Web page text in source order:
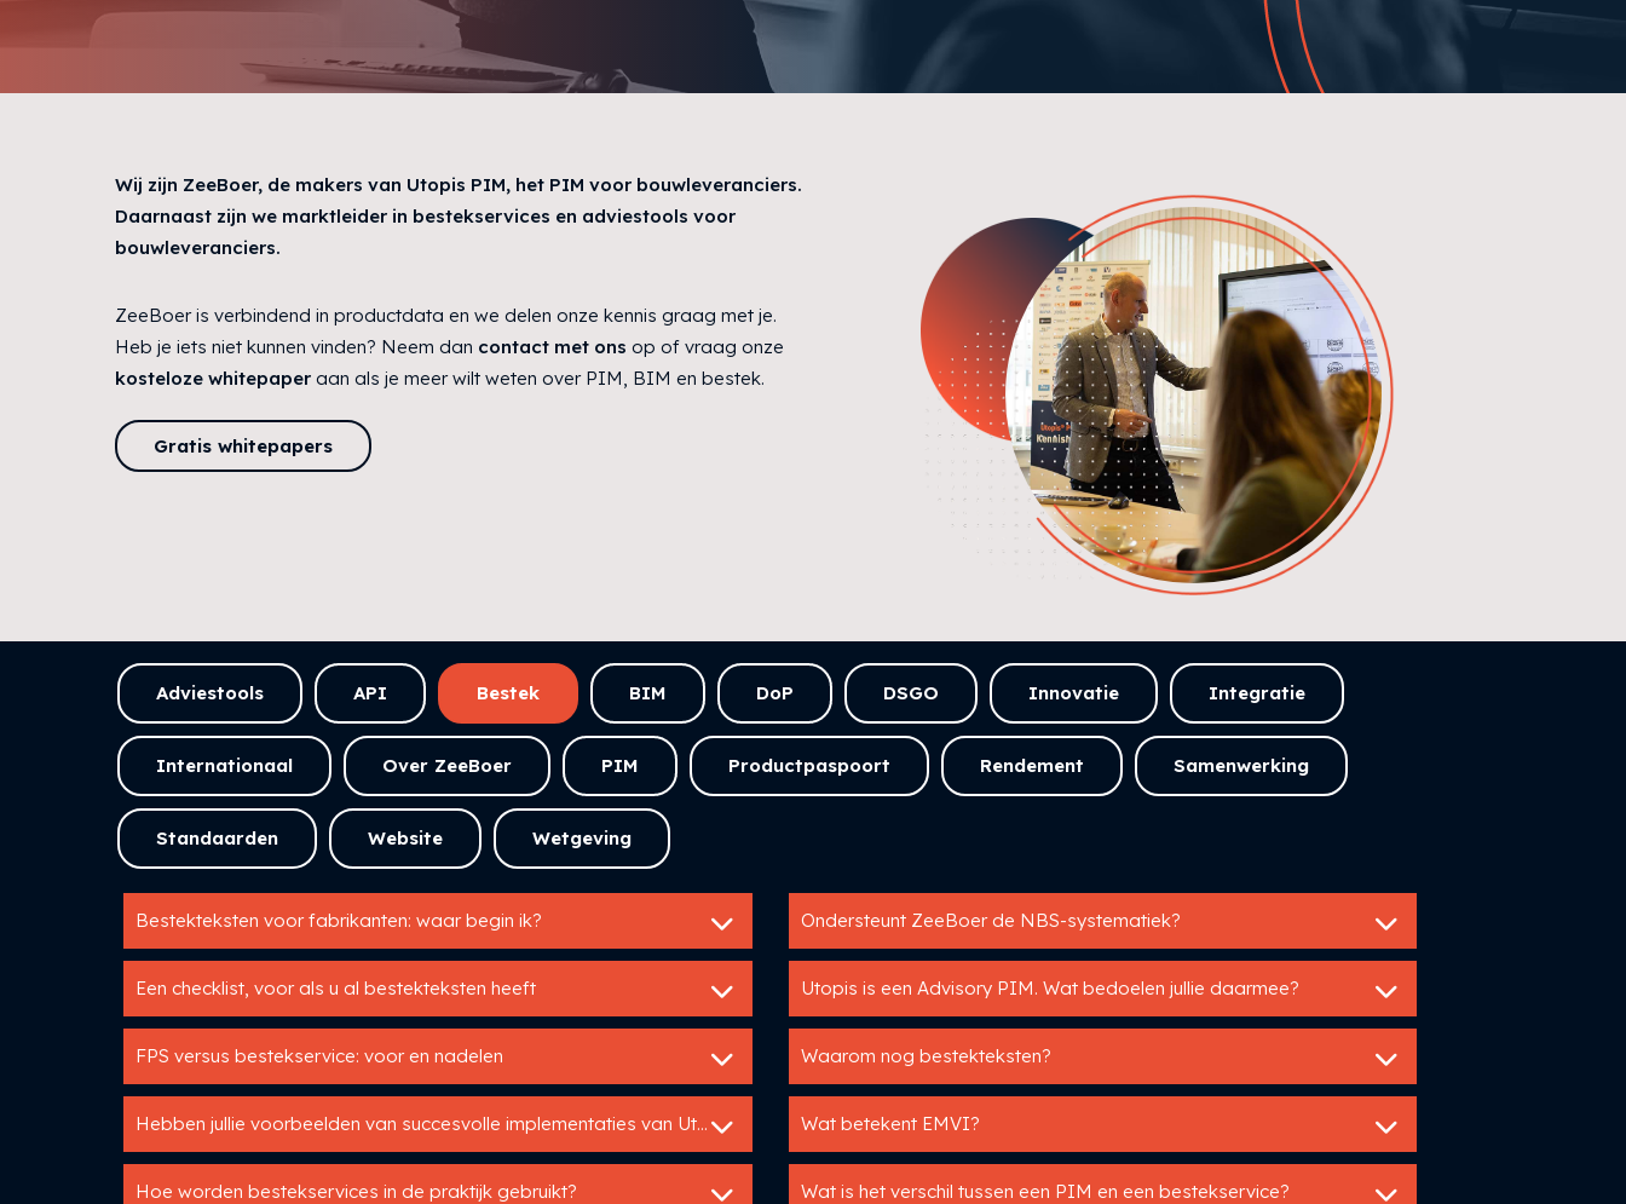
Wij zijn ZeeBoer, de makers van Utopis PIM, het PIM voor bouwleveranciers.
Daarnaast zijn we marktleider in bestekservices en adviestools voor
bouwleveranciers.
ZeeBoer is verbindend in productdata en we delen onze kennis graag met je.
Heb je iets niet kunnen vinden? Neem dan contact met ons op of vraag onze
kosteloze whitepaperaan als je meer wilt weten over PIM, BIM en bestek.
Gratis whitepapers
Adviestools API Bestek BIM DoP DSGO Innovatie Integratie
Internationaal Over ZeeBoer PIM Productpaspoort Rendement Samenwerking
Standaarden Website Wetgeving
Bestekteksten voor fabrikanten: waar begin ik?
Een checklist, voor als u al bestekteksten heeft
FPS versus bestekservice: voor en nadelen
Hebben jullie voorbeelden van succesvolle implementaties van Utopis?
Hoe worden bestekservices in de praktijk gebruikt?
Ondersteunt ZeeBoer de NBS-systematiek?
Utopis is een Advisory PIM. Wat bedoelen jullie daarmee?
Waarom nog bestekteksten?
Wat betekent EMVI?
Wat is het verschil tussen een PIM en een bestekservice?